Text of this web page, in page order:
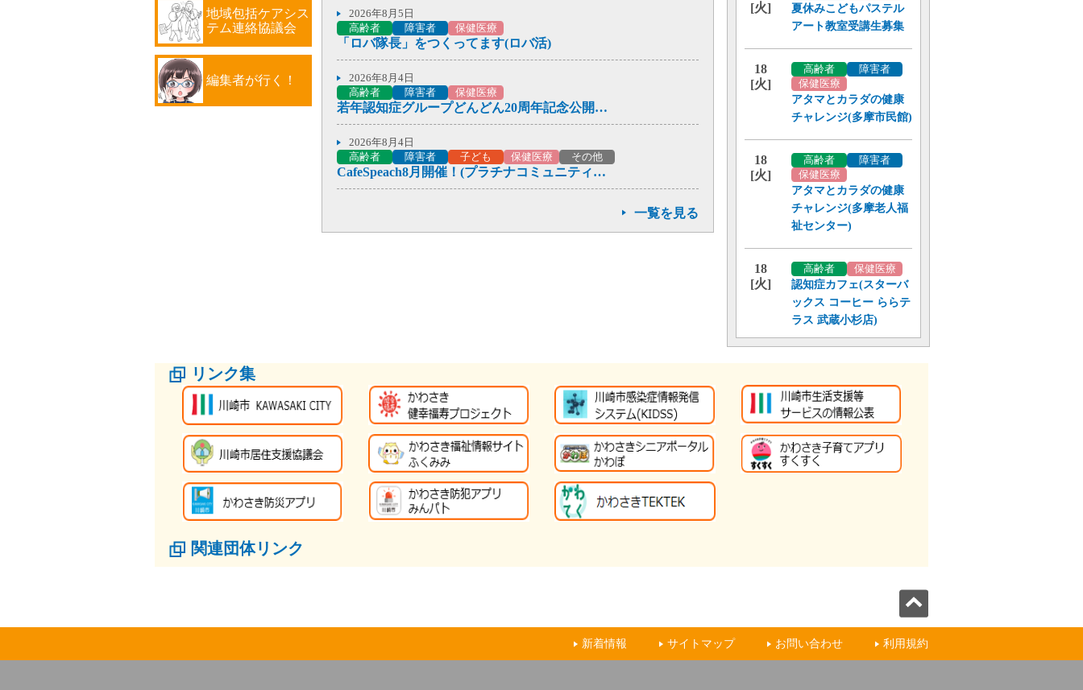
地域包括ケアシス
テム連絡協議会
編集者が行く！
2026年8月5日
高齢者
障害者 保健医療
「ロバ隊長」をつくってます(ロバ活)
2026年8月4日
高齢者
障害者 保健医療
若年認知症グループどんどん20周年記念公開講座
2026年8月4日
高齢者
障害者 子ども 保健医療 その他
CafeSpeach8月開催！(プラチナコミュニティ有馬)
一覧を見る
[火]
夏休みこどもパステル
アート教室受講生募集
18
[火]
高齢者
障害者
保健医療
アタマとカラダの健康
チャレンジ(多摩市民館)
18
[火]
高齢者
障害者
保健医療
アタマとカラダの健康
チャレンジ(多摩老人福
祉センター)
18
[火]
高齢者
保健医療
認知症カフェ(スターバ
ックス コーヒー ららテ
ラス 武蔵小杉店)
リンク集
関連団体リンク
利用規約
お問い合わせ
サイトマップ
新着情報